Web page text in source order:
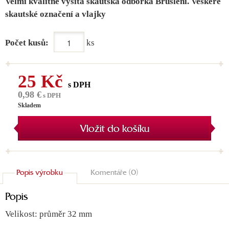
skautské označení a vlajky
Počet kusů: ks
25 Kč s DPH
0,98 € s DPH
Skladem
Vložit do košíku
Popis výrobku Komentáře (0)
Popis
Velikost: průměr 32 mm